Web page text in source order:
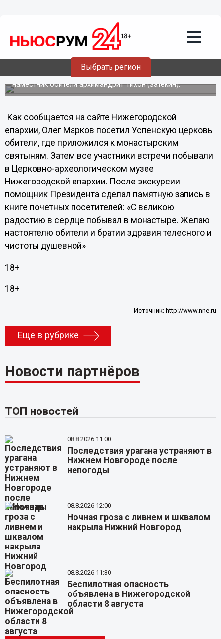
Выбрать регион
посетил помощник Президента РФ
Олег Марков
29 сентября Вознесенский Печерский мужской
монастырь в Нижнем Новгороде посетил помощник
Президента РФ Олег Марков. Его встречали секретарь
Нижегородской епархии протоиерей Игорь Пономарёв и
наместник обители архимандрит Тихон (Затёкин).
Как сообщается на сайте Нижегородской
епархии, Олег Марков посетил Успенскую церковь
обители, где приложился к монастырским
святыням. Затем все участники встречи побывали
в Церковно-археологическом музее
Нижегородской епархии. После экскурсии
помощник Президента сделал памятную запись в
книге почетных посетителей: «С великою
радостию в сердце побывал в монастыре. Желаю
настоятелю обители и братии здравия телесного и
чистоты душевной»
18+
18+
Источник: http://www.nne.ru
Еще в рубрике
Новости партнёров
ТОП новостей
08.8.2026 11:00
Последствия урагана устраняют в
Нижнем Новгороде после
непогоды
08.8.2026 12:00
Ночная гроза с ливнем и шквалом
накрыла Нижний Новгород
08.8.2026 11:30
Беспилотная опасность
объявлена в Нижегородской
области 8 августа